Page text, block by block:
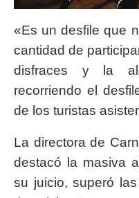
«Es un desfile que
cantidad de
disfraces y la
recorriendo el
de los turistas
La directora de
destacó la masiva
su juicio, superó